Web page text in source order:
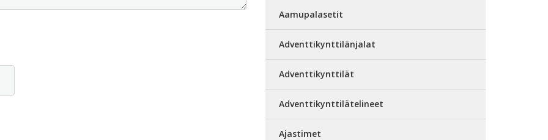
Aamupalasetit
Adventtikynttilänjalat
Adventtikynttilät
Adventtikynttilätelineet
Ajastimet